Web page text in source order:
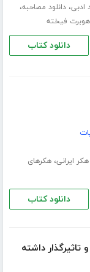
ادبی،دانلود مصاحبه،
هوبرت فیخته
دانلود کتاب
ایرانی،هکرهای
دانلود کتاب
داشته